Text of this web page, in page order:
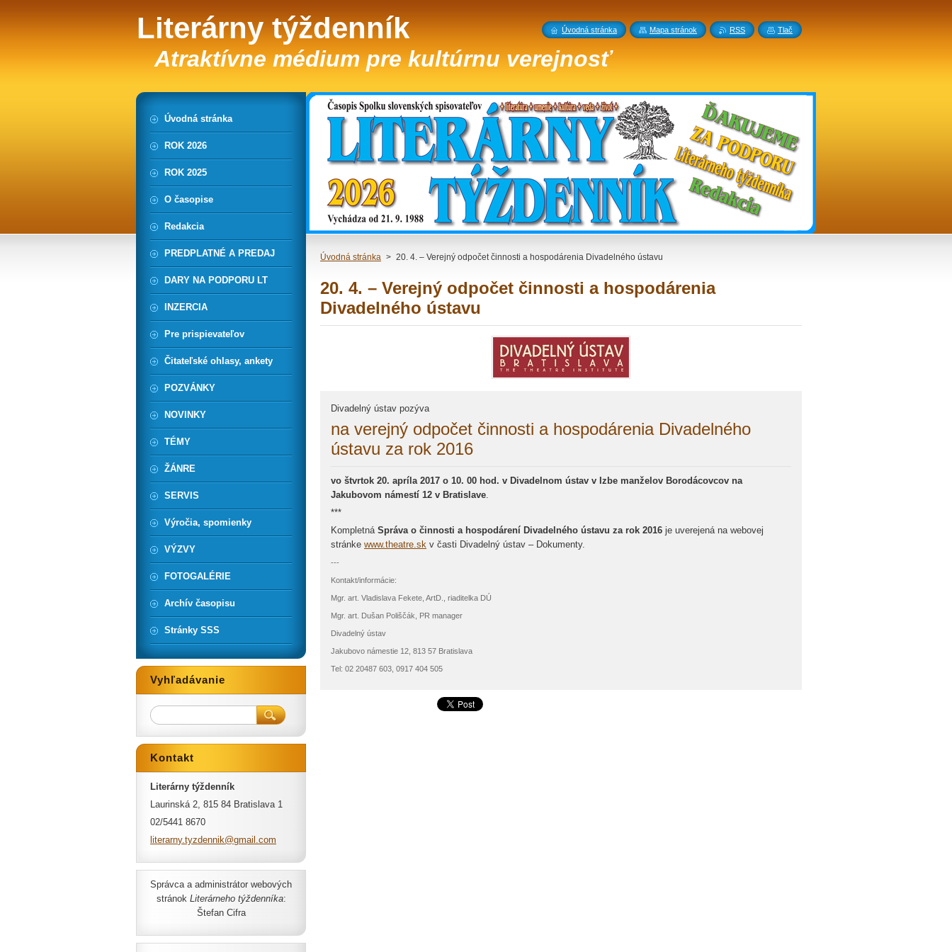
Literárny týždenník
Atraktívne médium pre kultúrnu verejnosť
Úvodná stránka > 20. 4. – Verejný odpočet činnosti a hospodárenia Divadelného ústavu
20. 4. – Verejný odpočet činnosti a hospodárenia
Divadelného ústavu
Divadelný ústav pozýva
na verejný odpočet činnosti a hospodárenia Divadelného
ústavu za rok 2016
vo štvrtok 20. apríla 2017 o 10. 00 hod. v Divadelnom ústav v Izbe manželov Borodácovcov na
Jakubovom námestí 12 v Bratislave.
***
Kompletná Správa o činnosti a hospodárení Divadelného ústavu za rok 2016 je uverejená na webovej
stránke www.theatre.sk v časti Divadelný ústav – Dokumenty.
---
Kontakt/informácie:
Mgr. art. Vladislava Fekete, ArtD., riaditelka DÚ
Mgr. art. Dušan Poliščák, PR manager
Divadelný ústav
Jakubovo námestie 12, 813 57 Bratislava
Tel: 02 20487 603, 0917 404 505
Úvodná stránka
ROK 2026
ROK 2025
O časopise
Redakcia
PREDPLATNÉ A PREDAJ
DARY NA PODPORU LT
INZERCIA
Pre prispievateľov
Čitateľské ohlasy, ankety
POZVÁNKY
NOVINKY
TÉMY
ŽÁNRE
SERVIS
Výročia, spomienky
VÝZVY
FOTOGALÉRIE
Archív časopisu
Stránky SSS
Vyhľadávanie
Kontakt
Literárny týždenník
Laurinská 2, 815 84 Bratislava 1
02/5441 8670
literarny.tyzdennik@gmai l.com
Správca a administrátor webových
stránok Literárneho týždenníka:
Štefan Cifra
Úvodná stránka Mapa stránok RSS Tlač